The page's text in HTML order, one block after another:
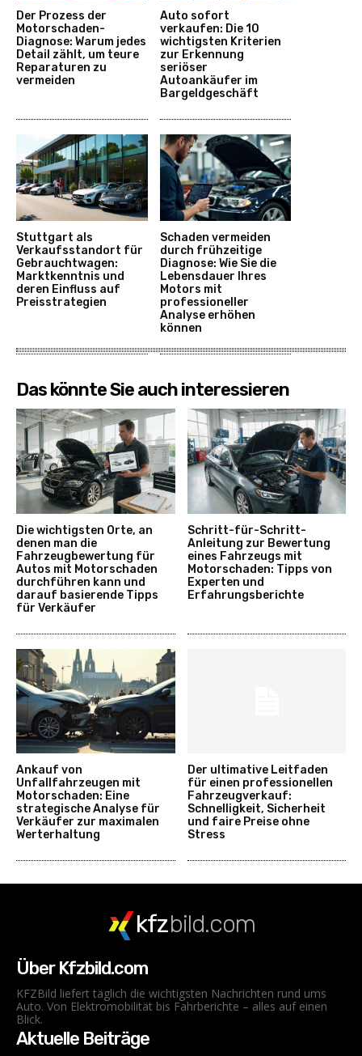
Der Prozess der
Motorschaden-
Diagnose: Warum jedes
Detail zählt, um teure
Reparaturen zu
vermeiden
Auto sofort
verkaufen: Die 10
wichtigsten Kriterien
zur Erkennung
seriöser
Autoankäufer im
Bargeldgeschäft
Stuttgart als
Verkaufsstandort für
Gebrauchtwagen:
Marktkenntnis und
deren Einfluss auf
Preisstrategien
Schaden vermeiden
durch frühzeitige
Diagnose: Wie Sie die
Lebensdauer Ihres
Motors mit
professioneller
Analyse erhöhen
können
Das könnte Sie auch interessieren
Die wichtigsten Orte, an
denen man die
Fahrzeugbewertung für
Autos mit Motorschaden
durchführen kann und
darauf basierende Tipps
für Verkäufer
Schritt-für-Schritt-
Anleitung zur Bewertung
eines Fahrzeugs mit
Motorschaden: Tipps von
Experten und
Erfahrungsberichte
Ankauf von
Unfallfahrzeugen mit
Motorschaden: Eine
strategische Analyse für
Verkäufer zur maximalen
Werterhaltung
Der ultimative Leitfaden
für einen professionellen
Fahrzeugverkauf:
Schnelligkeit, Sicherheit
und faire Preise ohne
Stress
kfzbild.com
Über Kfzbild.com
KFZBild liefert täglich die wichtigsten Nachrichten rund ums
Auto. Von Elektromobilität bis Fahrberichte – alles auf einen
Blick.
Aktuelle Beiträge